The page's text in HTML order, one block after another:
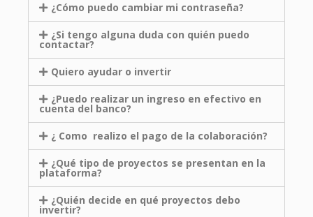
¿Cómo puedo cambiar mi contraseña?
¿Si tengo alguna duda con quién puedo
contactar?
Quiero ayudar o invertir
¿Puedo realizar un ingreso en efectivo en
cuenta del banco?
¿ Como realizo el pago de la colaboración?
¿Qué tipo de proyectos se presentan en la
plataforma?
¿Quién decide en qué proyectos debo
invertir?